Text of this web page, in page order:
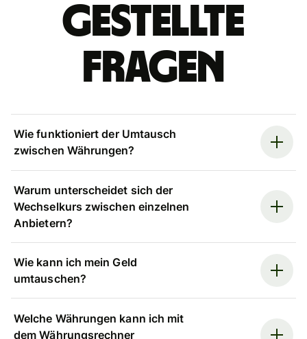
gestellte
Fragen
Wie funktioniert der Umtausch
zwischen Währungen?
Warum unterscheidet sich der
Wechselkurs zwischen einzelnen
Anbietern?
Wie kann ich mein Geld
umtauschen?
Welche Währungen kann ich mit
dem Währungsrechner